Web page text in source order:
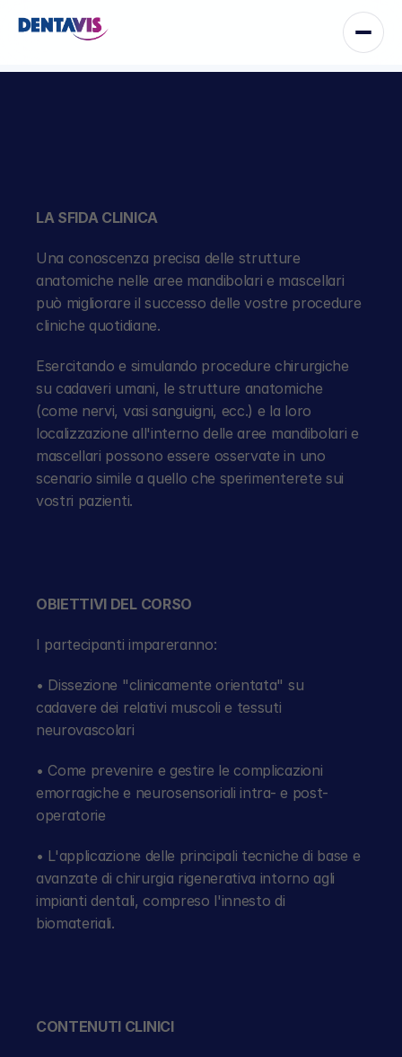
LA SFIDA CLINICA
Una conoscenza precisa delle strutture
anatomiche nelle aree mandibolari e mascellari
può migliorare il successo delle vostre procedure
cliniche quotidiane.
Esercitando e simulando procedure chirurgiche
su cadaveri umani, le strutture anatomiche
(come nervi, vasi sanguigni, ecc.) e la loro
localizzazione all'interno delle aree mandibolari e
mascellari possono essere osservate in uno
scenario simile a quello che sperimenterete sui
vostri pazienti.
OBIETTIVI DEL CORSO
I partecipanti impareranno:
• Dissezione "clinicamente orientata" su
cadavere dei relativi muscoli e tessuti
neurovascolari
• Come prevenire e gestire le complicazioni
emorragiche e neurosensoriali intra- e post-
operatorie
• L'applicazione delle principali tecniche di base e
avanzate di chirurgia rigenerativa intorno agli
impianti dentali, compreso l'innesto di
biomateriali.
CONTENUTI CLINICI